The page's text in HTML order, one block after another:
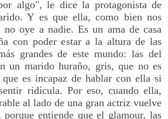
algo", le dice la protagonista de
Y es que ella, como bien nos
oye a nadie. Es un ama de casa
con poder estar a la altura de las
grandes de este mundo: las del
un marido huraño, gris, que no es
es incapaz de hablar con ella si
ridícula. Por eso, cuando ella,
al lado de una gran actriz vuelve
entiende que el glamour, las